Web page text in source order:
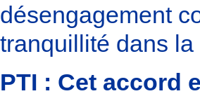
désengagement
tranquillité dans
PTI : Cet accord